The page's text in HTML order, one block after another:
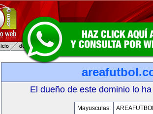
El dueño de este dominio lo
Mayusculas: